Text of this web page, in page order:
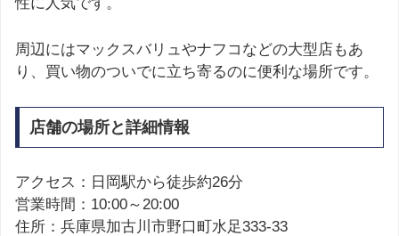
周辺にはマックスバリュやナフコなどの大型店もあ
り、買い物のついでに立ち寄るのに便利な場所です。
店舗の場所と詳細情報
アクセス：日岡駅から徒歩約26分
営業時間：10:00～20:00
住所：兵庫県加古川市野口町水足333-33